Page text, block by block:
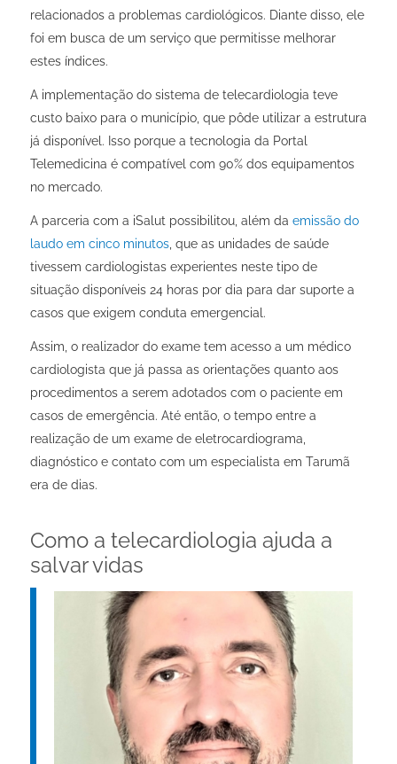
relacionados a problemas cardiológicos. Diante disso, ele
foi em busca de um serviço que permitisse melhorar
estes índices.
A implementação do sistema de telecardiologia teve
custo baixo para o município, que pôde utilizar a estrutura
já disponível. Isso porque a tecnologia da Portal
Telemedicina é compatível com 90% dos equipamentos
no mercado.
A parceria com a iSalut possibilitou, além da emissão do
laudo em cinco minutos, que as unidades de saúde
tivessem cardiologistas experientes neste tipo de
situação disponíveis 24 horas por dia para dar suporte a
casos que exigem conduta emergencial.
Assim, o realizador do exame tem acesso a um médico
cardiologista que já passa as orientações quanto aos
procedimentos a serem adotados com o paciente em
casos de emergência. Até então, o tempo entre a
realização de um exame de eletrocardiograma,
diagnóstico e contato com um especialista em Tarumã
era de dias.
Como a telecardiologia ajuda a
salvar vidas